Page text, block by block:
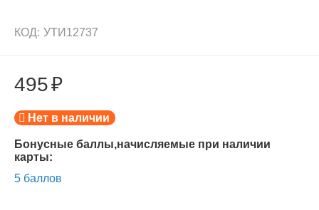
КОД: УТИ12737
495₽
Нет в наличии
Бонусные баллы,начисляемые при наличии
карты:
5 баллов